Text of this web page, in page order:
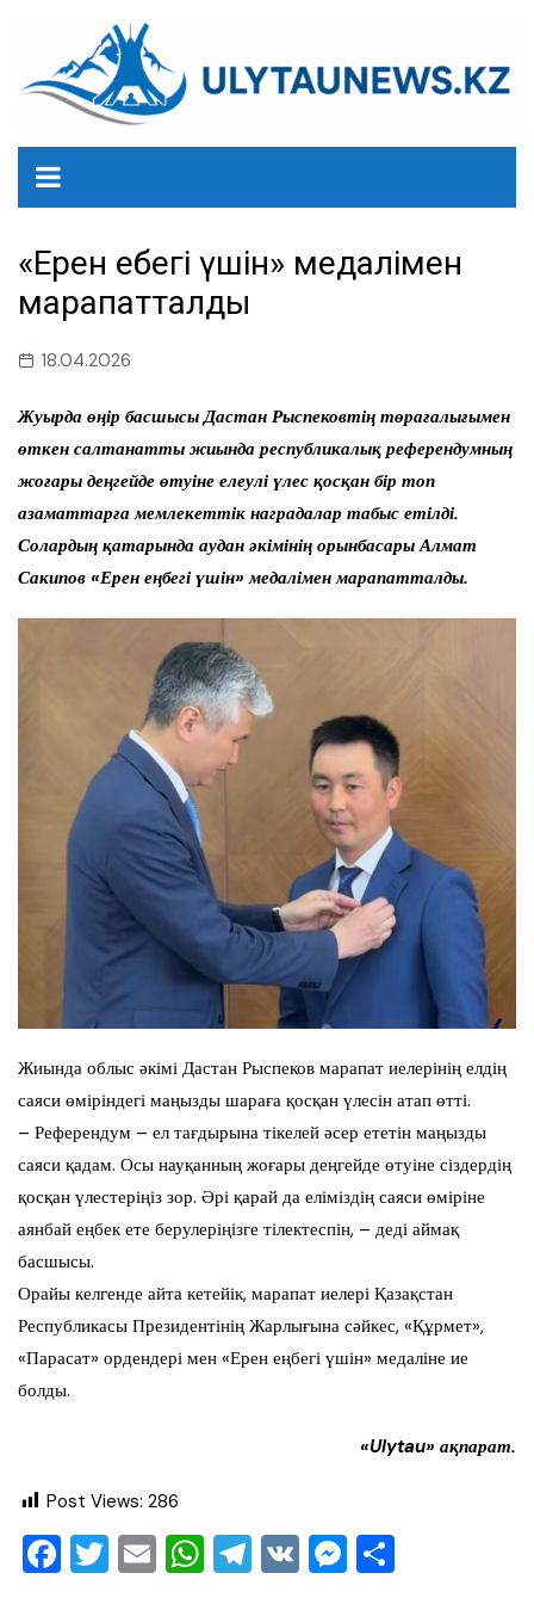
содержанию
«Ерен еңбегі үшін» медалімен
марапатталды
18.04.2026
Жуырда өңір басшысы Дастан Рыспековтің төрағалығымен
өткен салтанатты жиында республикалық референдумның
жоғары деңгейде өтуіне елеулі үлес қосқан бір топ
азаматтарға мемлекеттік наградалар табыс етілді.
Солардың қатарында аудан әкімінің орынбасары Алмат
Сакипов «Ерен еңбегі үшін» медалімен марапатталды.
Жиында облыс әкімі Дастан Рыспеков марапат иелерінің елдің
саяси өміріндегі маңызды шараға қосқан үлесін атап өтті.
– Референдум – ел тағдырына тікелей әсер ететін маңызды
саяси қадам. Осы науқанның жоғары деңгейде өтуіне сіздердің
қосқан үлестеріңіз зор. Әрі қарай да еліміздің саяси өміріне
аянбай еңбек ете берулеріңізге тілектеспін, – деді аймақ
басшысы.
Орайы келгенде айта кетейік, марапат иелері Қазақстан
Республикасы Президентінің Жарлығына сәйкес, «Құрмет»,
«Парасат» ордендері мен «Ерен еңбегі үшін» медаліне ие
болды.
«Ulytau» ақпарат.
Post Views: 286
F T E W T V M